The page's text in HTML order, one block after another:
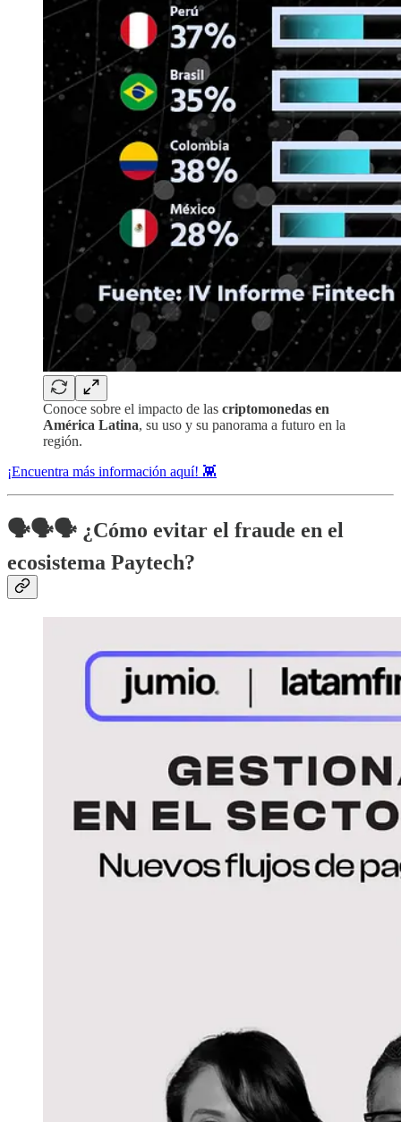
Conoce sobre el impacto de las criptomonedas en
América Latina, su uso y su panorama a futuro en la
región.
¡Encuentra más información aquí! 👾
🗣️🗣️🗣️ ¿Cómo evitar el fraude en el
ecosistema Paytech?